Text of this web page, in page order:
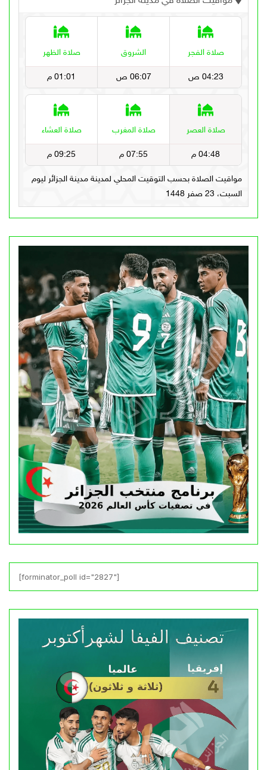
[forminator_poll id="2827"]